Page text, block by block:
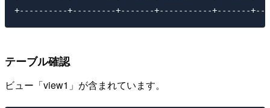
テーブル確認
ビュー「view1」が含まれています。